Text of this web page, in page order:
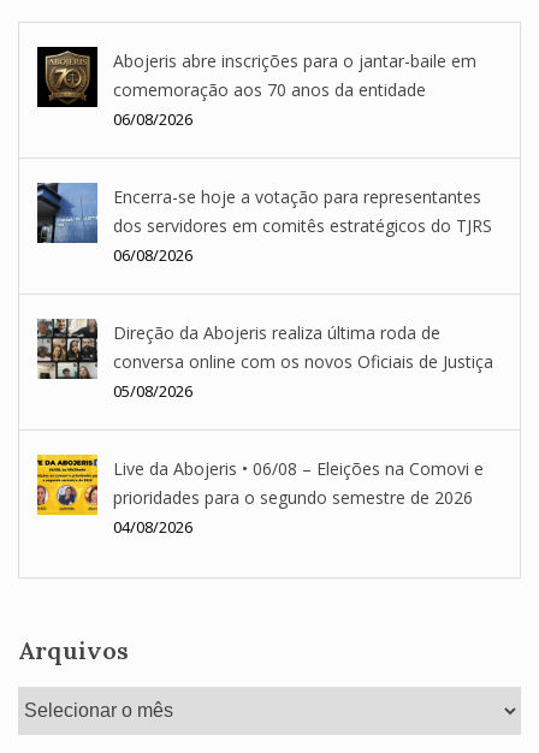
Abojeris abre inscrições para o jantar-baile em
comemoração aos 70 anos da entidade
06/08/2026
Encerra-se hoje a votação para representantes
dos servidores em comitês estratégicos do TJRS
06/08/2026
Direção da Abojeris realiza última roda de
conversa online com os novos Oficiais de Justiça
05/08/2026
Live da Abojeris • 06/08 – Eleições na Comovi e
prioridades para o segundo semestre de 2026
04/08/2026
Arquivos
Arquivos